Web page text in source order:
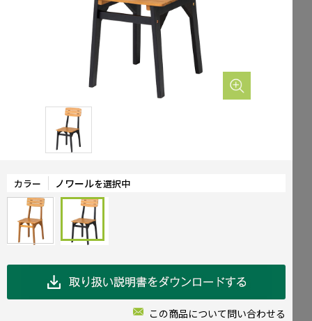
Mailform
メールでお問合せ
Tel.
カラー ノワールを選択中
この商品について問い合わせる